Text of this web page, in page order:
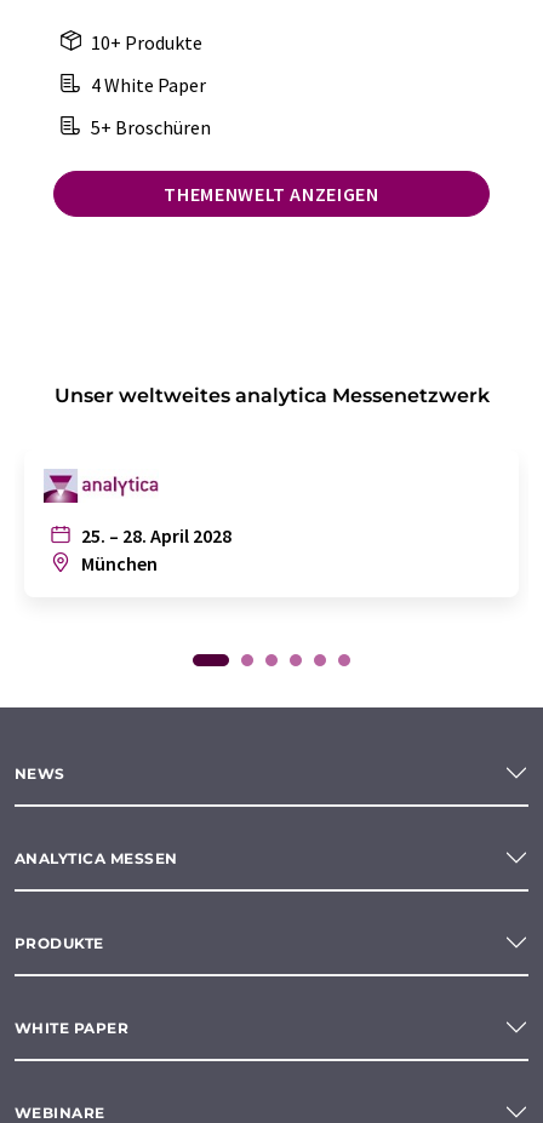
10+ Produkte
4 White Paper
5+ Broschüren
THEMENWELT ANZEIGEN
Unser weltweites analytica Messenetzwerk
25. – 28. April 2028
München
NEWS
ANALYTICA MESSEN
PRODUKTE
WHITE PAPER
WEBINARE